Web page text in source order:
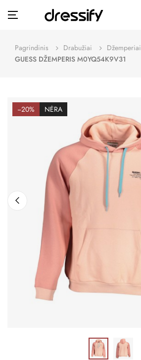
Toggle
navigation
☰
Pagrindinis Drabužiai
Džemperiai
GUESS DŽEMPERIS M0YQ54K9V31
−20% NĖRA